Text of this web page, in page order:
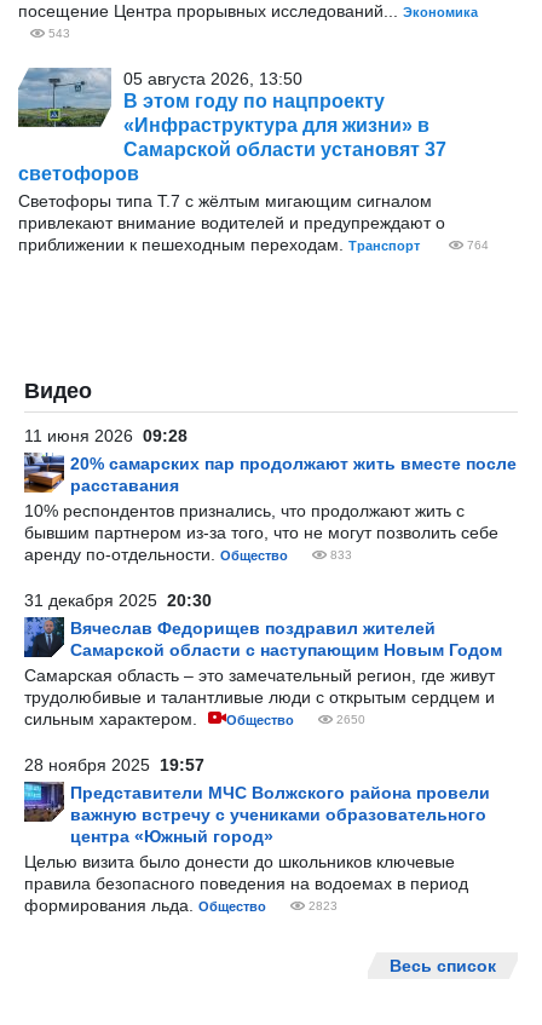
посещение Центра прорывных исследований...
Экономика
543
05 августа 2026, 13:50
В этом году по нацпроекту
«Инфраструктура для жизни» в
Самарской области установят 37
светофоров
Светофоры типа Т.7 с жёлтым мигающим сигналом
привлекают внимание водителей и предупреждают о
приближении к пешеходным переходам.
Транспорт 764
Видео
11 июня 2026 09:28
20% самарских пар продолжают жить вместе после
расставания
10% респондентов признались, что продолжают жить с
бывшим партнером из-за того, что не могут позволить себе
аренду по-отдельности.
Общество 833
31 декабря 2025 20:30
Вячеслав Федорищев поздравил жителей
Самарской области с наступающим Новым Годом
Самарская область – это замечательный регион, где живут
трудолюбивые и талантливые люди с открытым сердцем и
сильным характером.
Общество 2650
28 ноября 2025 19:57
Представители МЧС Волжского района провели
важную встречу с учениками образовательного
центра «Южный город»
Целью визита было донести до школьников ключевые
правила безопасного поведения на водоемах в период
формирования льда.
Общество 2823
Весь список